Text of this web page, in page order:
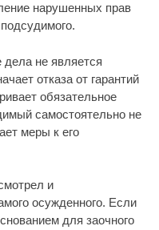
нарушенных прав
дела не является
отказа от гарантий
обязательное
самостоятельно не
меры к его
и
осужденного. Если
для заочного